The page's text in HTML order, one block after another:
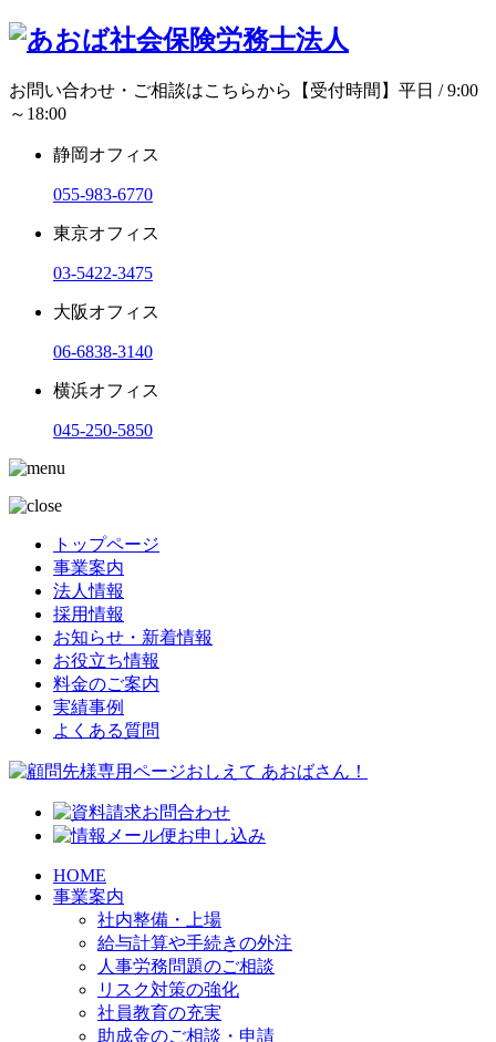
お問い合わせ・ご相談はこちらから
【受付時間】平日 / 9:00
～18:00
静岡オフィス
055-983-6770
東京オフィス
03-5422-3475
大阪オフィス
06-6838-3140
横浜オフィス
045-250-5850
トップページ
事業案内
法人情報
採用情報
お知らせ・新着情報
お役立ち情報
料金のご案内
実績事例
よくある質問
HOME
事業案内
社内整備・上場
給与計算や手続きの外注
人事労務問題のご相談
リスク対策の強化
社員教育の充実
助成金のご相談・申請